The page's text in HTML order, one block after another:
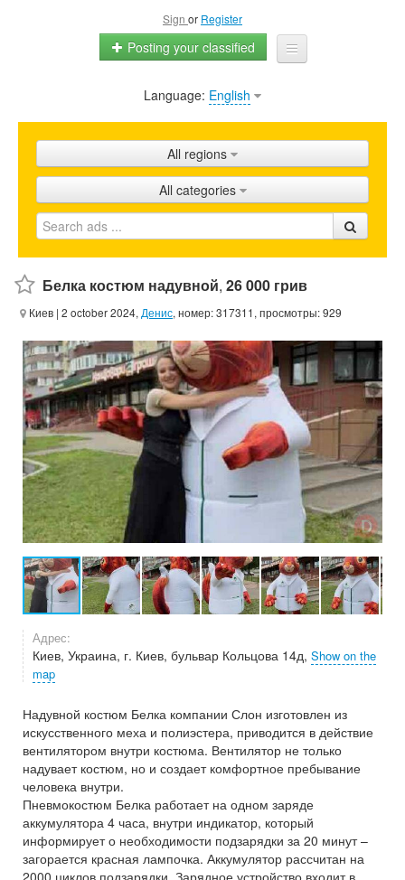
Sign or Register
Posting your classified
Home
Shops
Promotion
FAQ
Blog
Language: English
All regions
All categories
Белка костюм надувной, 26 000 грив
Киев | 2 october 2024, Денис, номер: 317311, просмотры: 929
Адрес:
Киев, Украина, г. Киев, бульвар Кольцова 14д, Show on the
map
Надувной костюм Белка компании Слон изготовлен из
искусственного меха и полиэстера, приводится в действие
вентилятором внутри костюма. Вентилятор не только
надувает костюм, но и создает комфортное пребывание
человека внутри.
Пневмокостюм Белка работает на одном заряде
аккумулятора 4 часа, внутри индикатор, который
информирует о необходимости подзарядки за 20 минут –
загорается красная лампочка. Аккумулятор рассчитан на
2000 циклов подзарядки. Зарядное устройство входит в